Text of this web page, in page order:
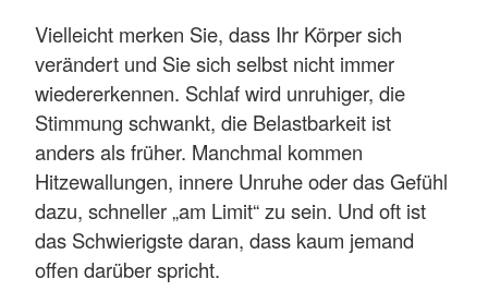
Vielleicht merken Sie, dass Ihr Körper sich
verändert und Sie sich selbst nicht immer
wiedererkennen. Schlaf wird unruhiger, die
Stimmung schwankt, die Belastbarkeit ist
anders als früher. Manchmal kommen
Hitzewallungen, innere Unruhe oder das Gefühl
dazu, schneller „am Limit“ zu sein. Und oft ist
das Schwierigste daran, dass kaum jemand
offen darüber spricht.